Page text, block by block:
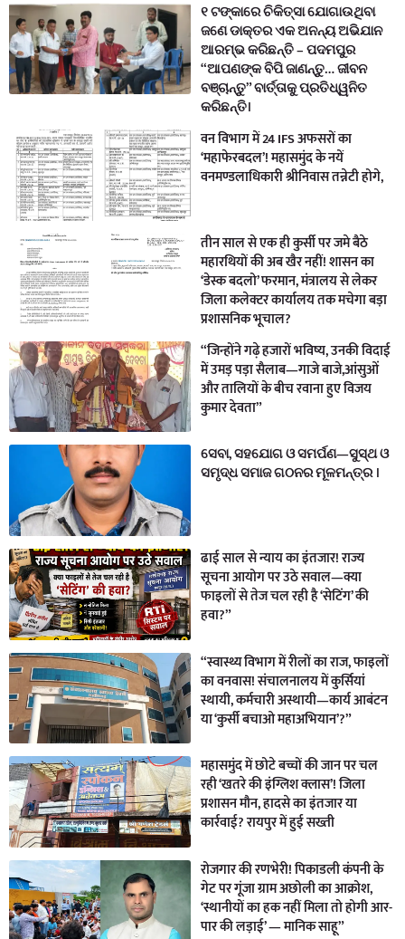
୧ ଟଙ୍କାରେ ଚିକିତ୍ସା ଯୋଗାଉଥିବା
ଜଣେ ଡାକ୍ତର ଏକ ଅନନ୍ୟ ଅଭିଯାନ
ଆରମ୍ଭ କରିଛନ୍ତି – ପଦମପୁର
“ଆପଣଙ୍କ ବିପି ଜାଣନ୍ତୁ… ଜୀବନ
ବଞ୍ଚାନ୍ତୁ” ବାର୍ତ୍ତାକୁ ପ୍ରତିଧ୍ୱନିତ
କରିଛନ୍ତି।
वन विभाग में 24 IFS अफसरों का
‘महाफेरबदल’! महासमुंद के नयें
वनमण्डलाधिकारी श्रीनिवास तन्नेटी होगे,
तीन साल से एक ही कुर्सी पर जमे बैठे
महारथियों की अब खैर नहीं! शासन का
‘डेस्क बदलो’ फरमान, मंत्रालय से लेकर
जिला कलेक्टर कार्यालय तक मचेगा बड़ा
प्रशासनिक भूचाल?
“जिन्होंने गढ़े हजारों भविष्य, उनकी विदाई
में उमड़ पड़ा सैलाब—गाजे बाजे,आंसुओं
और तालियों के बीच रवाना हुए विजय
कुमार देवता”
ସେବା, ସହଯୋଗ ଓ ସମର୍ପଣ—ସୁସ୍ଥ ଓ
ସମୃଦ୍ଧ ସମାଜ ଗଠନର ମୂଳମନ୍ତ୍ର ।
ढाई साल से न्याय का इंतजार! राज्य
सूचना आयोग पर उठे सवाल—क्या
फाइलों से तेज चल रही है ‘सेटिंग’ की
हवा?”
“स्वास्थ्य विभाग में रीलों का राज, फाइलों
का वनवास! संचालनालय में कुर्सियां
स्थायी, कर्मचारी अस्थायी—कार्य आबंटन
या ‘कुर्सी बचाओ महाअभियान’?”
महासमुंद में छोटे बच्चों की जान पर चल
रही ‘खतरे की इंग्लिश क्लास’! जिला
प्रशासन मौन, हादसे का इंतजार या
कार्रवाई? रायपुर में हुई सख्ती
रोजगार की रणभेरी! पिकाडली कंपनी के
गेट पर गूंजा ग्राम अछोली का आक्रोश,
‘स्थानीयों का हक नहीं मिला तो होगी आर-
पार की लड़ाई’ — मानिक साहू”